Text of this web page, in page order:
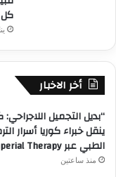
أخر الاخبار
“بديل التجميل
ينقل خبراء كوريا أسرار
الطبي عبر Imperial Therapy؟”
منذ ساعتين